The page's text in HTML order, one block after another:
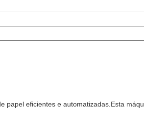
papel eficientes e automatizadas.Esta